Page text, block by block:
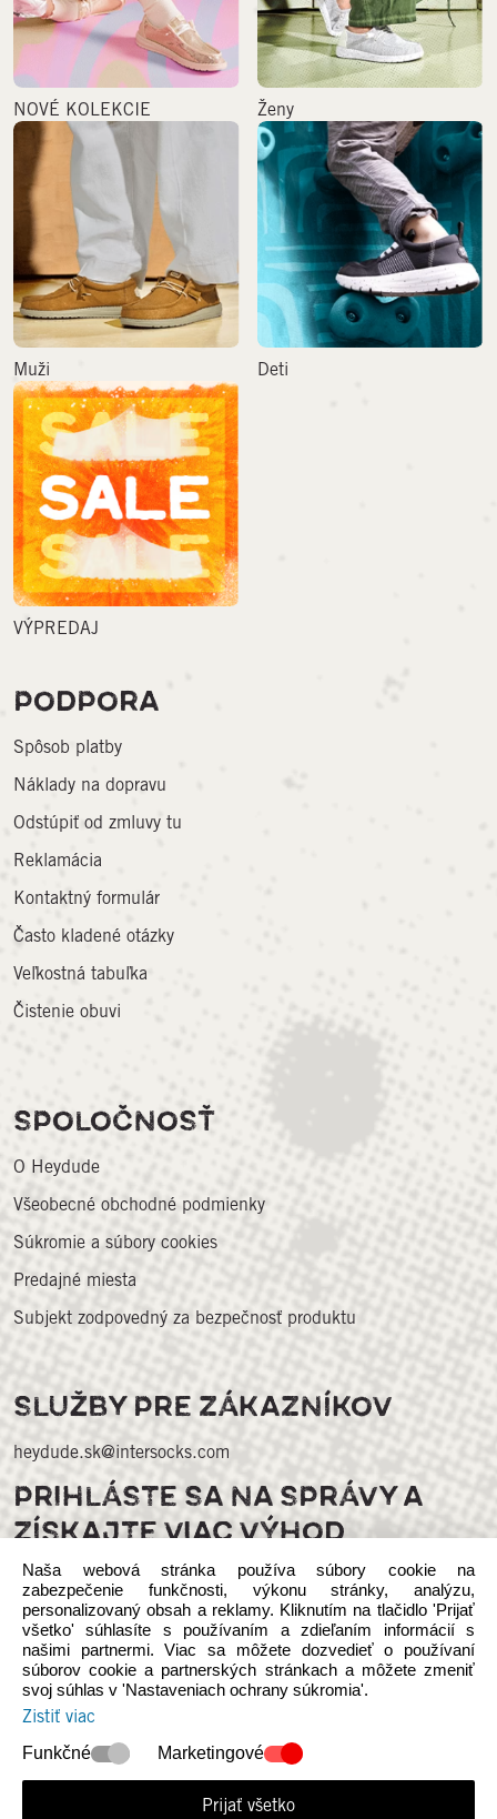
NOVÉ KOLEKCIE Ženy
Muži Deti
VÝPREDAJ
PODPORA
Spôsob platby
Náklady na dopravu
Odstúpiť od zmluvy tu
Reklamácia
Kontaktný formulár
Často kladené otázky
Veľkostná tabuľka
Čistenie obuvi
SPOLOČNOSŤ
O Heydude
Všeobecné obchodné podmienky
Súkromie a súbory cookies
Predajné miesta
Subjekt zodpovedný za bezpečnosť produktu
SLUŽBY PRE ZÁKAZNÍKOV
heydude.sk@intersocks.com
PRIHLÁSTE SA NA SPRÁVY A
ZÍSKAJTE VIAC VÝHOD
Sledujte nás na sociálnych médiách
Naša webová stránka používa súbory cookie na
zabezpečenie funkčnosti, výkonu stránky, analýzu,
personalizovaný obsah a reklamy. Kliknutím na tlačidlo 'Prijať
všetko' súhlasíte s používaním a zdieľaním informácií s
našimi partnermi. Viac sa môžete dozvedieť o používaní
súborov cookie a partnerských stránkach a môžete zmeniť
svoj súhlas v 'Nastaveniach ochrany súkromia'.
Zistiť viac
Funkčné Marketingové
Prijať všetko